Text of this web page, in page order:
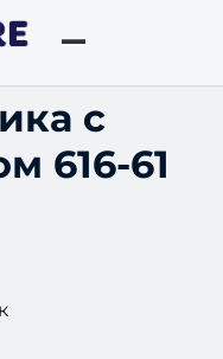
с
616-61